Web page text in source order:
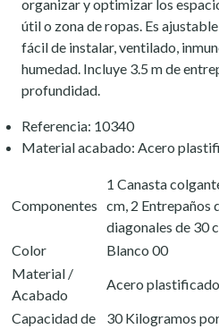
organizar y optimizar los
útil o zona de ropas. Es
fácil de instalar, ventilado,
humedad. Incluye 3.5 m de
profundidad.
Referencia: 10340
Material acabado: Acero
Componentes
1 Canasta
cm, 2 Entrepaños
diagonales de 30
Color
Blanco 00
Material /
Acabado
Acero plastificado
Capacidad de
30 Kilogramos